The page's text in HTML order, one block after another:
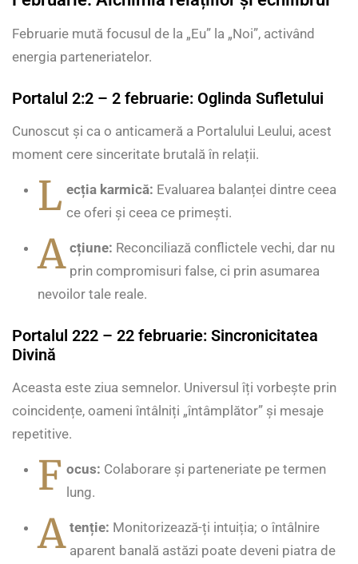
Februarie mută focusul de la „Eu” la „Noi”, activând
energia parteneriatelor.
Portalul 2:2 – 2 februarie: Oglinda Sufletului
Cunoscut și ca o anticameră a Portalului Leului, acest
moment cere sinceritate brutală în relații.
L ecția karmică: Evaluarea balanței dintre ceea
ce oferi și ceea ce primești.
A cțiune: Reconciliază conflictele vechi, dar nu
prin compromisuri false, ci prin asumarea
nevoilor tale reale.
Portalul 222 – 22 februarie: Sincronicitatea
Divină
Aceasta este ziua semnelor. Universul îți vorbește prin
coincidențe, oameni întâlniți „întâmplător” și mesaje
repetitive.
F ocus: Colaborare și parteneriate pe termen
lung.
A tenție: Monitorizează-ți intuiția; o întâlnire
aparent banală astăzi poate deveni piatra de